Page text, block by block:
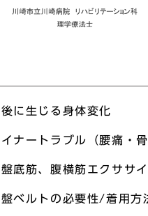
に生じる身体変化
ナートラブル（腰痛・
底筋、腹横筋エクササ
盤ベルトの必要性/着用方